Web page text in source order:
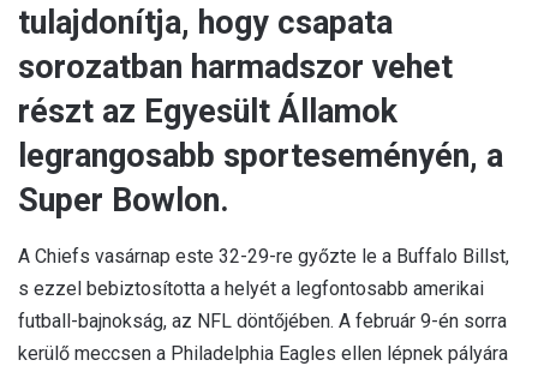
tulajdonítja, hogy csapata
sorozatban harmadszor vehet
részt az Egyesült Államok
legrangosabb sporteseményén, a
Super Bowlon.
A Chiefs vasárnap este 32-29-re győzte le a Buffalo Billst,
s ezzel bebiztosította a helyét a legfontosabb amerikai
futball-bajnokság, az NFL döntőjében. A február 9-én sorra
kerülő meccsen a Philadelphia Eagles ellen lépnek pályára